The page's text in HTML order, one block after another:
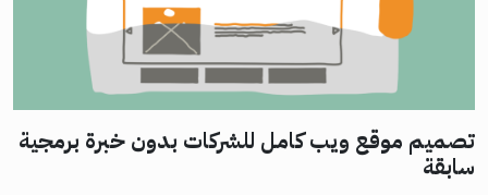
تصميم موقع ويب كامل للشركات بدون خبرة برمجية
سابقة